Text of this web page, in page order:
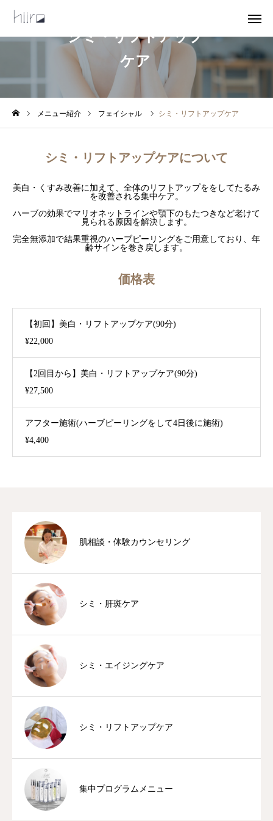
シミ・リフトアップ
ケア
メニュー紹介 フェイシャル シミ・リフトアップケア
シミ・リフトアップケアについて
美白・くすみ改善に加えて、全体のリフトアップををしてたるみ
を改善される集中ケア。
ハーブの効果でマリオネットラインや顎下のもたつきなど老けて
見られる原因を解決します。
完全無添加で結果重視のハーブピーリングをご用意しており、年
齢サインを巻き戻します。
価格表
【初回】美白・リフトアップケア(90分)
¥22,000
【2回目から】美白・リフトアップケア(90分)
¥27,500
アフター施術(ハーブピーリングをして4日後に施術)
¥4,400
肌相談・体験カウンセリング
シミ・肝斑ケア
シミ・エイジングケア
シミ・リフトアップケア
集中プログラムメニュー
予約・お問い合わせ オンラインショップ
アクセス
メニュー紹介
ブログ
アクセス